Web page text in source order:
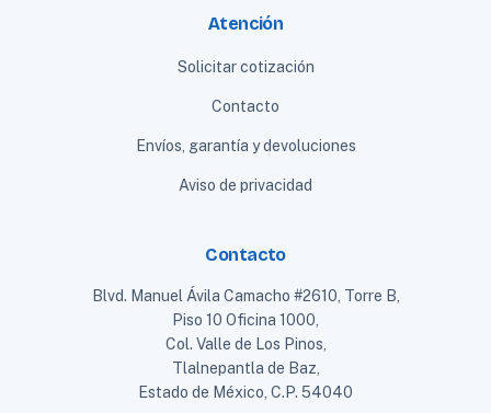
Atención
Solicitar cotización
Contacto
Envíos, garantía y devoluciones
Aviso de privacidad
Contacto
Blvd. Manuel Ávila Camacho #2610, Torre B,
Piso 10 Oficina 1000,
Col. Valle de Los Pinos,
Tlalnepantla de Baz,
Estado de México, C.P. 54040